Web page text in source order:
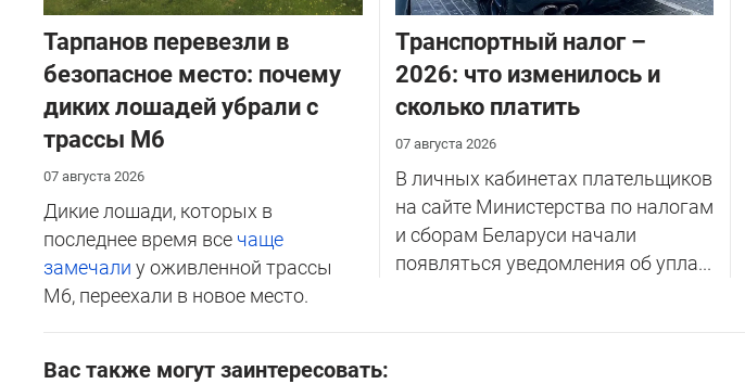
Тарпанов перевезли в
безопасное место: почему
диких лошадей убрали с
трассы М6
07 августа 2026
Дикие лошади, которых в
последнее время все чаще
замечали у оживленной трассы
М6, переехали в новое место.
Транспортный налог –
2026: что изменилось и
сколько платить
07 августа 2026
В личных кабинетах плательщиков
на сайте Министерства по налогам
и сборам Беларуси начали
появляться уведомления об упла...
Вас также могут заинтересовать: